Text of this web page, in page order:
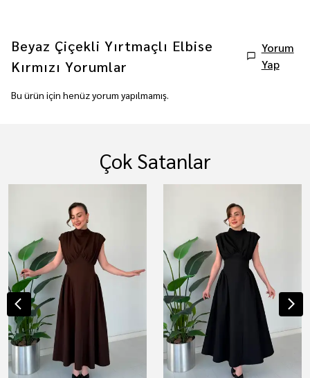
Beyaz Çiçekli Yırtmaçlı Elbise
Kırmızı Yorumlar
Yorum
Yap
Bu ürün için henüz yorum yapılmamış.
Çok Satanlar